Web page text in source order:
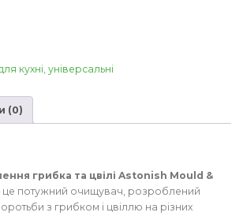
кухні, універсальні
(0)
грибка та цвілі Astonish Mould &
це потужний очищувач, розроблений
з грибком і цвіллю на різних